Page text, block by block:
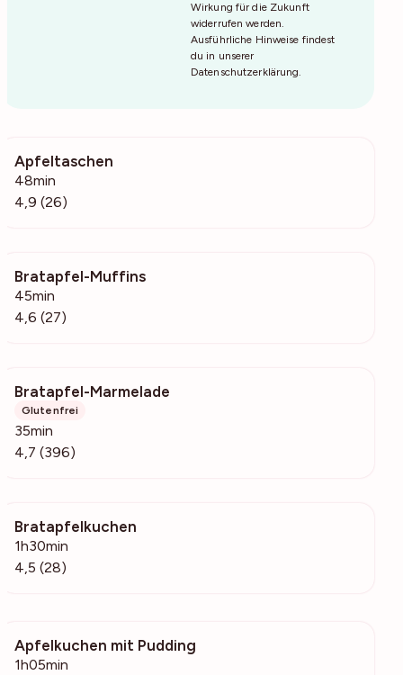
Wirkung für die Zukunft
widerrufen werden.
Ausführliche Hinweise findest
du in unserer
Datenschutzerklärung.
Apfeltaschen
48min
4,9 (26)
Bratapfel-Muffins
45min
4,6 (27)
Bratapfel-Marmelade
Glutenfrei
35min
4,7 (396)
Bratapfelkuchen
1h30min
4,5 (28)
Apfelkuchen mit Pudding
1h05min